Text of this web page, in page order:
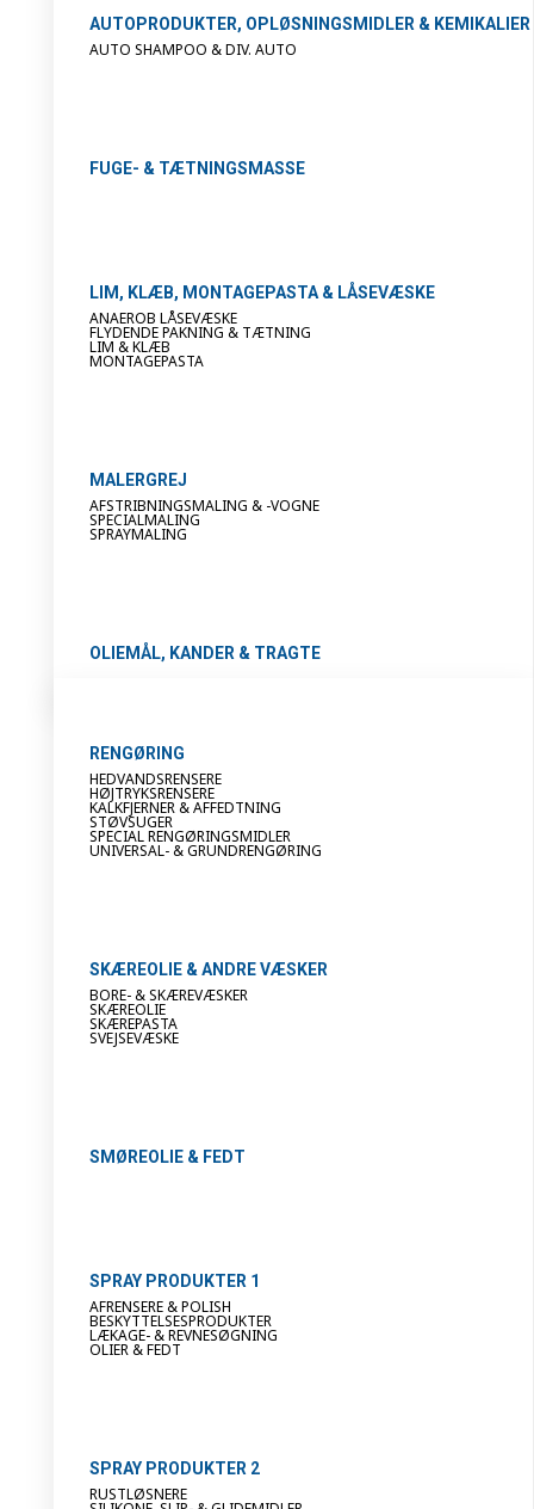
AUTOPRODUKTER, OPLØSNINGSMIDLER & KEMIKALIER
AUTO SHAMPOO & DIV. AUTO
FUGE- & TÆTNINGSMASSE
LIM, KLÆB, MONTAGEPASTA & LÅSEVÆSKE
ANAEROB LÅSEVÆSKE
FLYDENDE PAKNING & TÆTNING
LIM & KLÆB
MONTAGEPASTA
MALERGREJ
AFSTRIBNINGSMALING & -VOGNE
SPECIALMALING
SPRAYMALING
OLIEMÅL, KANDER & TRAGTE
RENGØRING
HEDVANDSRENSERE
HØJTRYKSRENSERE
KALKFJERNER & AFFEDTNING
STØVSUGER
SPECIAL RENGØRINGSMIDLER
UNIVERSAL- & GRUNDRENGØRING
SKÆREOLIE & ANDRE VÆSKER
BORE- & SKÆREVÆSKER
SKÆREOLIE
SKÆREPASTA
SVEJSEVÆSKE
SMØREOLIE & FEDT
SPRAY PRODUKTER 1
AFRENSERE & POLISH
BESKYTTELSESPRODUKTER
LÆKAGE- & REVNESØGNING
OLIER & FEDT
SPRAY PRODUKTER 2
RUSTLØSNERE